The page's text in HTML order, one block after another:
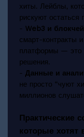
хиты. Лейблы,
рискуют остаться
- Web3 и
смарт-контракты
платформы — это
решения.
- Данные и
не просто “чуют
миллионов
Практические
которые хотят